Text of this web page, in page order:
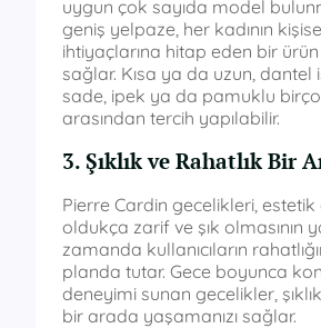
uygun çok sayıda model
geniş yelpaze, her kadının
ihtiyaçlarına hitap eden bir ürün
sağlar. Kısa ya da uzun, dantel
sade, ipek ya da pamuklu
arasından tercih yapılabilir.
3. Şıklık ve Rahatlık Bir
Pierre Cardin gecelikleri, estetik
oldukça zarif ve şık olmasının
zamanda kullanıcıların
planda tutar. Gece boyunca
deneyimi sunan gecelikler,
bir arada yaşamanızı sağlar.